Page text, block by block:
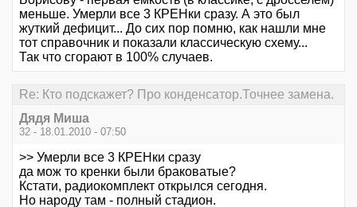
меньше. Умерли все 3 КРЕНки сразу. А это был
жуткий дефицит... До сих пор помню, как нашли мне
тот справочник и показали классическую схему...
Так что сгорают в 100% случаев.
Re: Кто подскажет? Про конденсатор.Точнее замена.
Дядя Миша
32 - 18.01.2010 - 07:50
>> Умерли все 3 КРЕНки сразу
да мож то кренки были браковатые?
Кстати, радиокомплект открылся сегодня.
Но народу там - полный стадион.